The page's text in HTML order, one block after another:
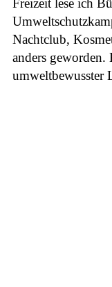
Freizeit lese ich
Nachtclub,
anders geworden.
umweltbewusster